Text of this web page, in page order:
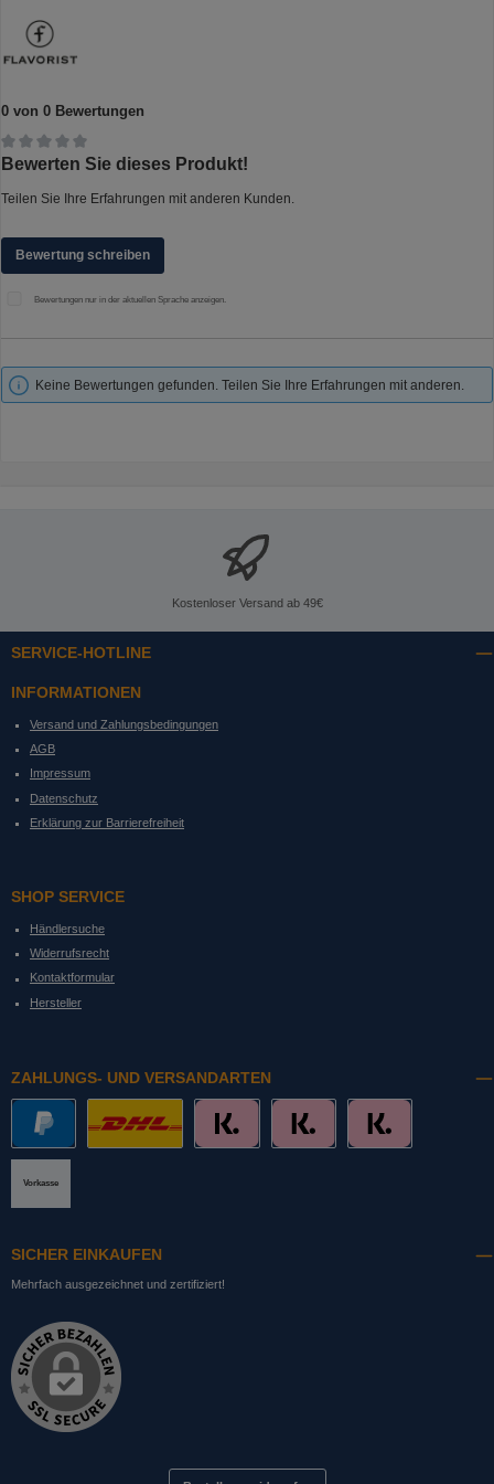
0 von 0 Bewertungen
Durchschnittliche Bewertung von 0 von 5 Sternen
Bewerten Sie dieses Produkt!
Teilen Sie Ihre Erfahrungen mit anderen Kunden.
Bewertung schreiben
Bewertungen nur in der aktuellen Sprache anzeigen.
Keine Bewertungen gefunden. Teilen Sie Ihre Erfahrungen mit anderen.
Kostenloser Versand ab 49€
SERVICE-HOTLINE
INFORMATIONEN
Versand und Zahlungsbedingungen
AGB
Impressum
Datenschutz
Erklärung zur Barrierefreiheit
SHOP SERVICE
Händlersuche
Widerrufsrecht
Kontaktformular
Hersteller
ZAHLUNGS- UND VERSANDARTEN
Vorkasse
SICHER EINKAUFEN
Mehrfach ausgezeichnet und zertifiziert!